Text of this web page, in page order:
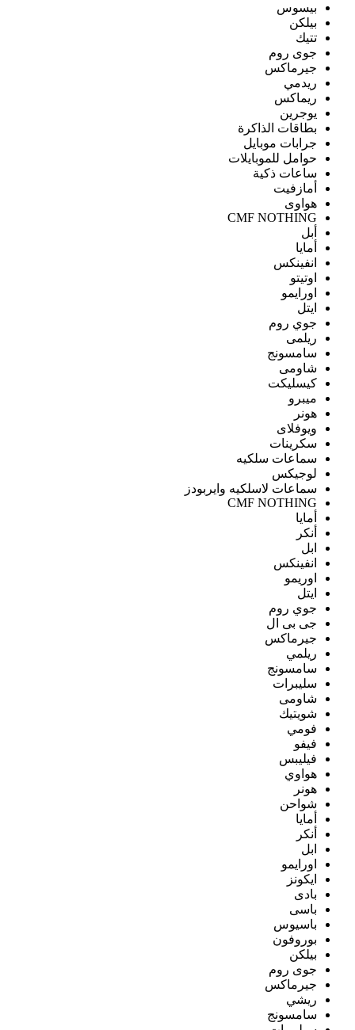
بيسوس
بيلكن
تتيك
جوى روم
جيرماكس
ريدمي
ريماكس
يوجرين
بطاقات الذاكرة
جرابات موبايل
حوامل للموبايلات
ساعات ذكية
أمازفيت
هواوى
CMF NOTHING
أبل
أمايا
انفينكس
اوتيتو
اورايمو
ايتل
جوي روم
ريلمى
سامسونج
شاومى
كيسليكت
ميبرو
هونر
ويوفلاى
سكرينات
سماعات سلكيه
لوجيكس
سماعات لاسلكيه وايربودز
CMF NOTHING
أمايا
أنكر
ابل
انفينكس
اوريمو
ايتل
جوي روم
جى بى ال
جيرماكس
ريلمي
سامسونج
سليبرات
شاومى
شويتيك
فومي
فيفو
فيليبس
هواوي
هونر
شواحن
أمايا
أنكر
ابل
اورايمو
ايكونز
بادى
باسى
باسيوس
بوروفون
بيلكن
جوى روم
جيرماكس
ريشي
سامسونج